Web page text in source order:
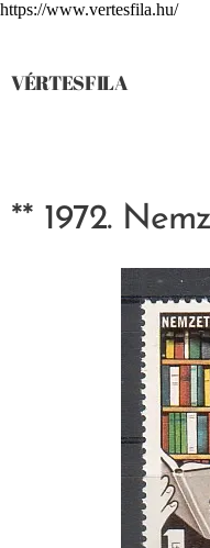
https://www.vertesfila.hu/
VÉRTESFILA
** 1972.